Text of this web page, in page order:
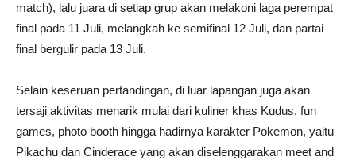
match), lalu juara di setiap grup akan melakoni laga perempat
final pada 11 Juli, melangkah ke semifinal 12 Juli, dan partai
final bergulir pada 13 Juli.
Selain keseruan pertandingan, di luar lapangan juga akan
tersaji aktivitas menarik mulai dari kuliner khas Kudus, fun
games, photo booth hingga hadirnya karakter Pokemon, yaitu
Pikachu dan Cinderace yang akan diselenggarakan meet and